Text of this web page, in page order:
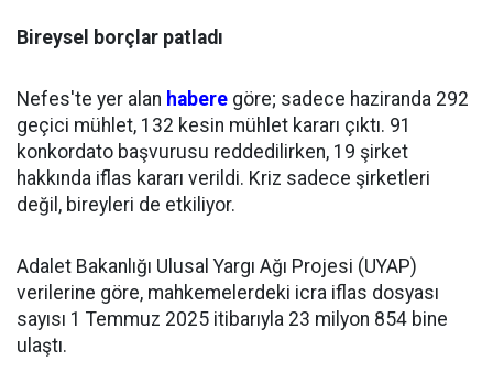
Bireysel borçlar patladı
Nefes'te yer alan habere göre; sadece haziranda 292
geçici mühlet, 132 kesin mühlet kararı çıktı. 91
konkordato başvurusu reddedilirken, 19 şirket
hakkında iflas kararı verildi. Kriz sadece şirketleri
değil, bireyleri de etkiliyor.
Adalet Bakanlığı Ulusal Yargı Ağı Projesi (UYAP)
verilerine göre, mahkemelerdeki icra iflas dosyası
sayısı 1 Temmuz 2025 itibarıyla 23 milyon 854 bine
ulaştı.